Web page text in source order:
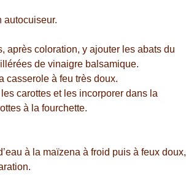
autocuiseur.
après coloration, y ajouter les abats du
de vinaigre balsamique.
casserole à feu très doux.
carottes et les incorporer dans la
à la fourchette.
à la maïzena à froid puis à feux doux,